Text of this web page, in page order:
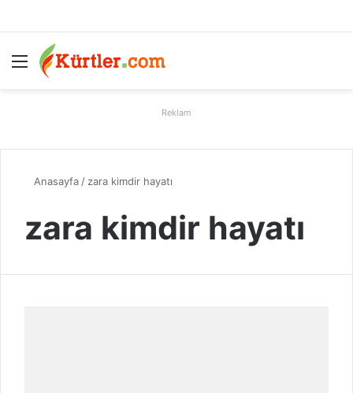
Menü
Reklam
Anasayfa / zara kimdir hayatı
zara kimdir hayatı